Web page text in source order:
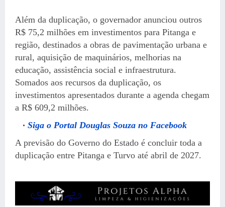
Além da duplicação, o governador anunciou outros
R$ 75,2 milhões em investimentos para Pitanga e
região, destinados a obras de pavimentação urbana e
rural, aquisição de maquinários, melhorias na
educação, assistência social e infraestrutura.
Somados aos recursos da duplicação, os
investimentos apresentados durante a agenda chegam
a R$ 609,2 milhões.
Siga o Portal Douglas Souza no Facebook
A previsão do Governo do Estado é concluir toda a
duplicação entre Pitanga e Turvo até abril de 2027.